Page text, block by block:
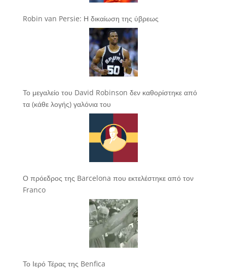
Robin van Persie: Η δικαίωση της ύβρεως
Το μεγαλείο του David Robinson δεν καθορίστηκε από
τα (κάθε λογής) γαλόνια του
Ο πρόεδρος της Barcelona που εκτελέστηκε από τον
Franco
Το Ιερό Τέρας της Benfica